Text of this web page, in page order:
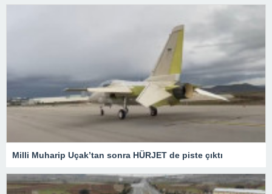
Milli Muharip Uçak’tan sonra HÜRJET de piste çıktı